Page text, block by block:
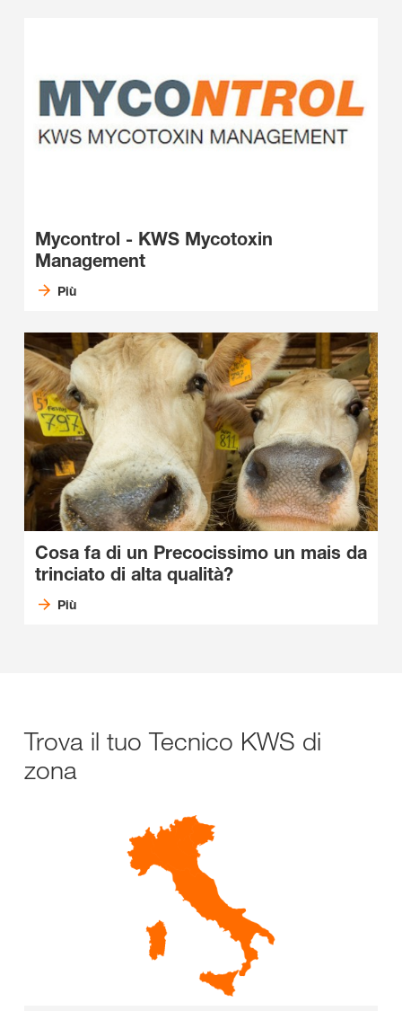
Mycontrol - KWS Mycotoxin
Management
Più
Cosa fa di un Precocissimo un mais da
trinciato di alta qualità?
Più
Trova il tuo Tecnico KWS di
zona